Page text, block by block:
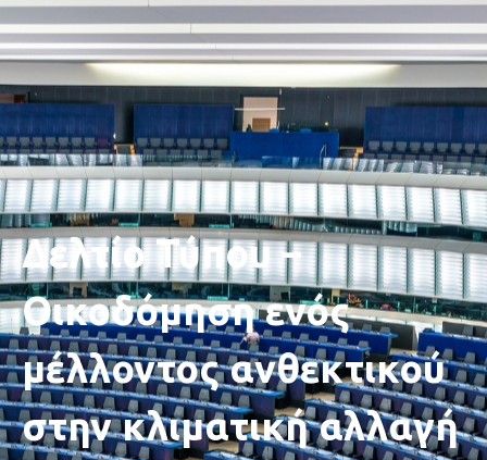
Δελτίο Τύπου –
Οικοδόμηση ενός
μέλλοντος ανθεκτικού
στην κλιματική αλλαγή